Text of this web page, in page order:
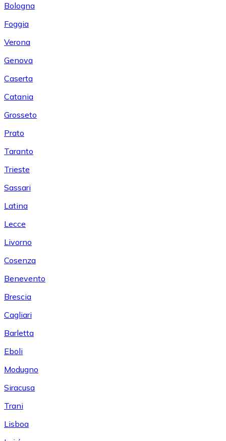
Bologna
Foggia
Verona
Genova
Caserta
Catania
Grosseto
Prato
Taranto
Trieste
Sassari
Latina
Lecce
Livorno
Cosenza
Benevento
Brescia
Cagliari
Barletta
Eboli
Modugno
Siracusa
Trani
Lisboa